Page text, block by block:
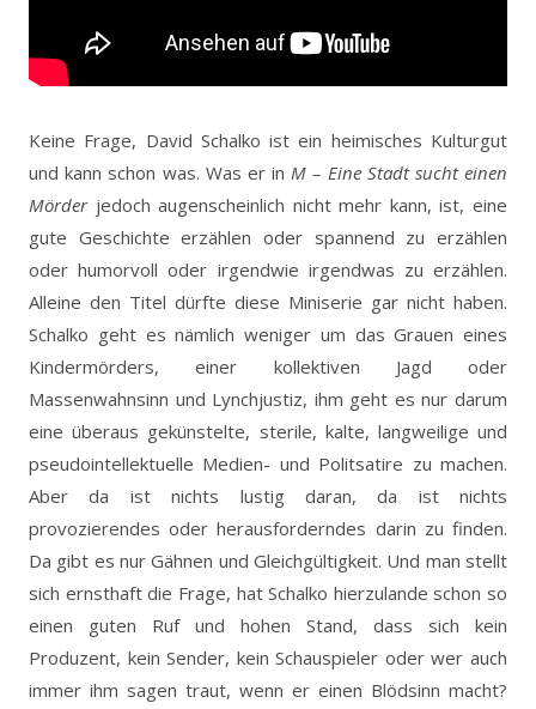
Keine Frage, David Schalko ist ein heimisches Kulturgut
und kann schon was. Was er inM – Eine Stadt sucht einen
Mörderjedoch augenscheinlich nicht mehr kann, ist, eine
gute Geschichte erzählen oder spannend zu erzählen
oder humorvoll oder irgendwie irgendwas zu erzählen.
Alleine den Titel dürfte diese Miniserie gar nicht haben.
Schalko geht es nämlich weniger um das Grauen eines
Kindermörders, einer kollektiven Jagd oder
Massenwahnsinn und Lynchjustiz, ihm geht es nur darum
eine überaus gekünstelte, sterile, kalte, langweilige und
pseudointellektuelle Medien- und Politsatire zu machen.
Aber da ist nichts lustig daran, da ist nichts
provozierendes oder herausforderndes darin zu finden.
Da gibt es nur Gähnen und Gleichgültigkeit. Und man stellt
sich ernsthaft die Frage, hat Schalko hierzulande schon so
einen guten Ruf und hohen Stand, dass sich kein
Produzent, kein Sender, kein Schauspieler oder wer auch
immer ihm sagen traut, wenn er einen Blödsinn macht?